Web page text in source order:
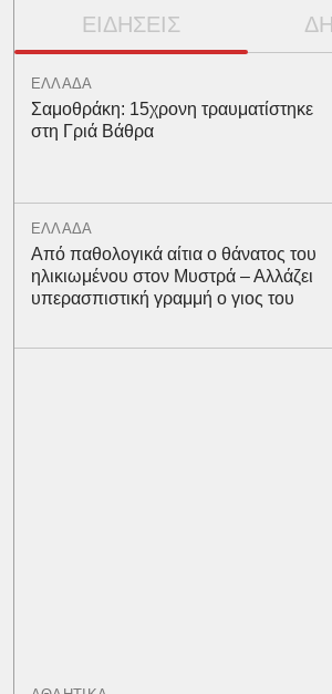
ΕΙΔΗΣΕΙΣ
ΕΛΛΑΔΑ
Σαμοθράκη: 15χρονη τραυματίστηκε
στη Γριά Βάθρα
ΕΛΛΑΔΑ
Από παθολογικά αίτια ο θάνατος του
ηλικιωμένου στον Μυστρά – Αλλάζει
υπερασπιστική γραμμή ο γιος του